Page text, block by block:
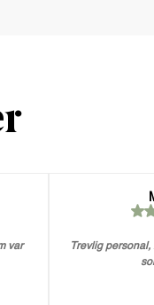
var
Trevlig personal,